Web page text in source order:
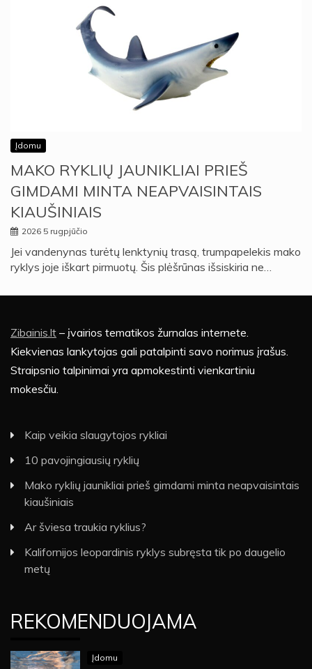
Įdomu
MAKO RYKLIŲ JAUNIKLIAI PRIEŠ
GIMDAMI MINTA NEAPVAISINTAIS
KIAUŠINIAIS
2026 5 rugpjūčio
Jei vandenynas turėtų lenktynių trasą, trumpapelekis mako
ryklys joje iškart pirmuotų. Šis plėšrūnas išsiskiria ne…
Zibainis.lt – įvairios tematikos žurnalas internete.
Kiekvienas lankytojas gali patalpinti savo norimus įrašus.
Straipsnio talpinimai yra apmokestinti vienkartiniu
mokesčiu.
Kaip veikia slaugytojos rykliai
10 pavojingiausių ryklių
Mako ryklių jaunikliai prieš gimdami minta neapvaisintais
kiaušiniais
Ar šviesa traukia ryklius?
Kalifornijos leopardinis ryklys subręsta tik po daugelio
metų
REKOMENDUOJAMA
Įdomu